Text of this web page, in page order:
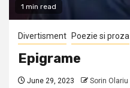
1 min read
Divertisment Poezie si proza
Epigrame
June 29, 2023 Sorin Olariu